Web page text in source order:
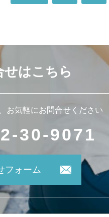
せはこちら
お気軽にお問合せください
30-9071
フォーム